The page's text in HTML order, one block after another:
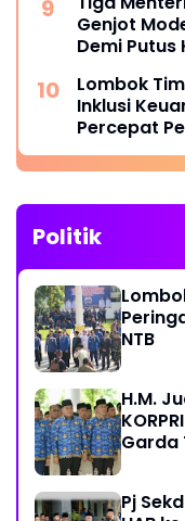
Genjot
Demi
Lombok
Inklusi
Percepat
Politik
NTB
H.M.
Garda
Pj